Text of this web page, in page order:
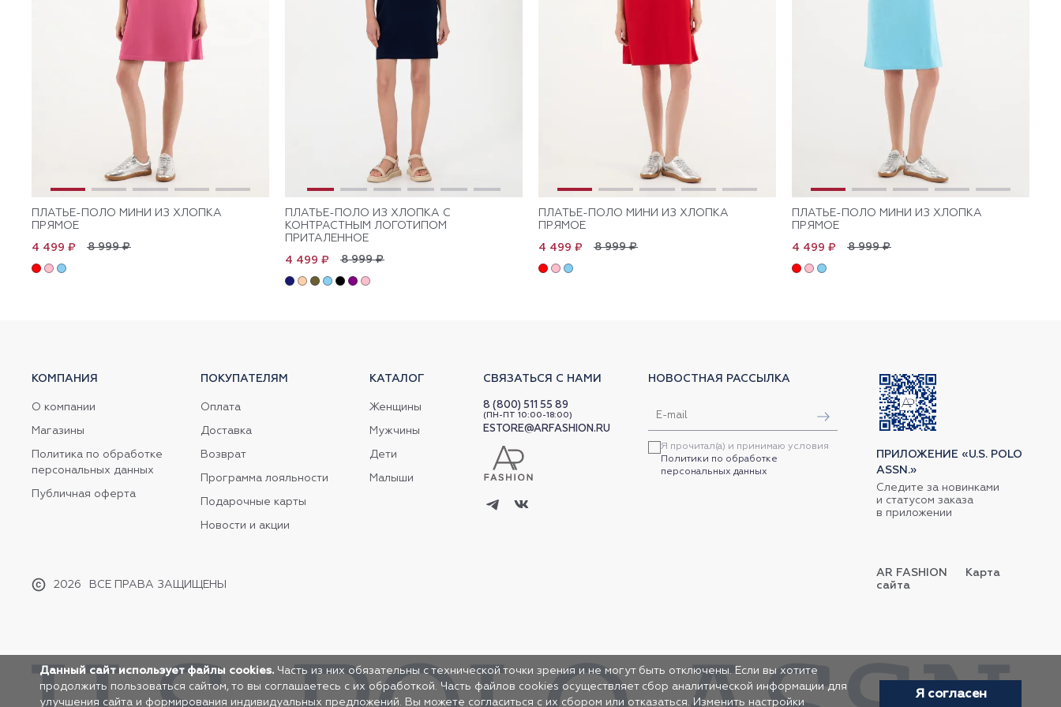
ПЛАТЬЕ-ПОЛО МИНИ ИЗ ХЛОПКА
ПРЯМОЕ
8 999 ₽
4 499 ₽
ПЛАТЬЕ-ПОЛО ИЗ ХЛОПКА С
КОНТРАСТНЫМ ЛОГОТИПОМ
ПРИТАЛЕННОЕ
8 999 ₽
4 499 ₽
ПЛАТЬЕ-ПОЛО МИНИ ИЗ ХЛОПКА
ПРЯМОЕ
8 999 ₽
4 499 ₽
ПЛАТЬЕ-ПОЛО МИНИ ИЗ ХЛОПКА
ПРЯМОЕ
8 999 ₽
4 499 ₽
КОМПАНИЯ
О компании
Магазины
Политика по обработке
персональных данных
Публичная оферта
2026 ВСЕ ПРАВА ЗАЩИЩЕНЫ
ПОКУПАТЕЛЯМ
Оплата
Доставка
Возврат
Программа лояльности
Подарочные карты
Новости и акции
КАТАЛОГ
Женщины
Мужчины
Дети
Малыши
СВЯЗАТЬСЯ С НАМИ
8 (800) 511 55 89
(ПН-ПТ 10:00-18:00)
ESTORE@ARFASHION.RU
НОВОСТНАЯ РАССЫЛКА
Я прочитал(а) и принимаю условия
Политики по обработке
персональных данных
ПРИЛОЖЕНИЕ «U.S. POLO
ASSN.»
Следите за новинками
и статусом заказа
в приложении
AR FASHION
Карта
сайта
Данный сайт использует файлы cookies. Часть из них обязательны с технической точки зрения и не могут быть отключены. Если вы хотите
продолжить пользоваться сайтом, то вы соглашаетесь с их обработкой. Часть файлов cookies осуществляет сбор аналитической информации для
улучшения сайта и формирования индивидуальных предложений. Вы можете согласиться с их сбором или отказаться. Изменить настройки
Я согласен